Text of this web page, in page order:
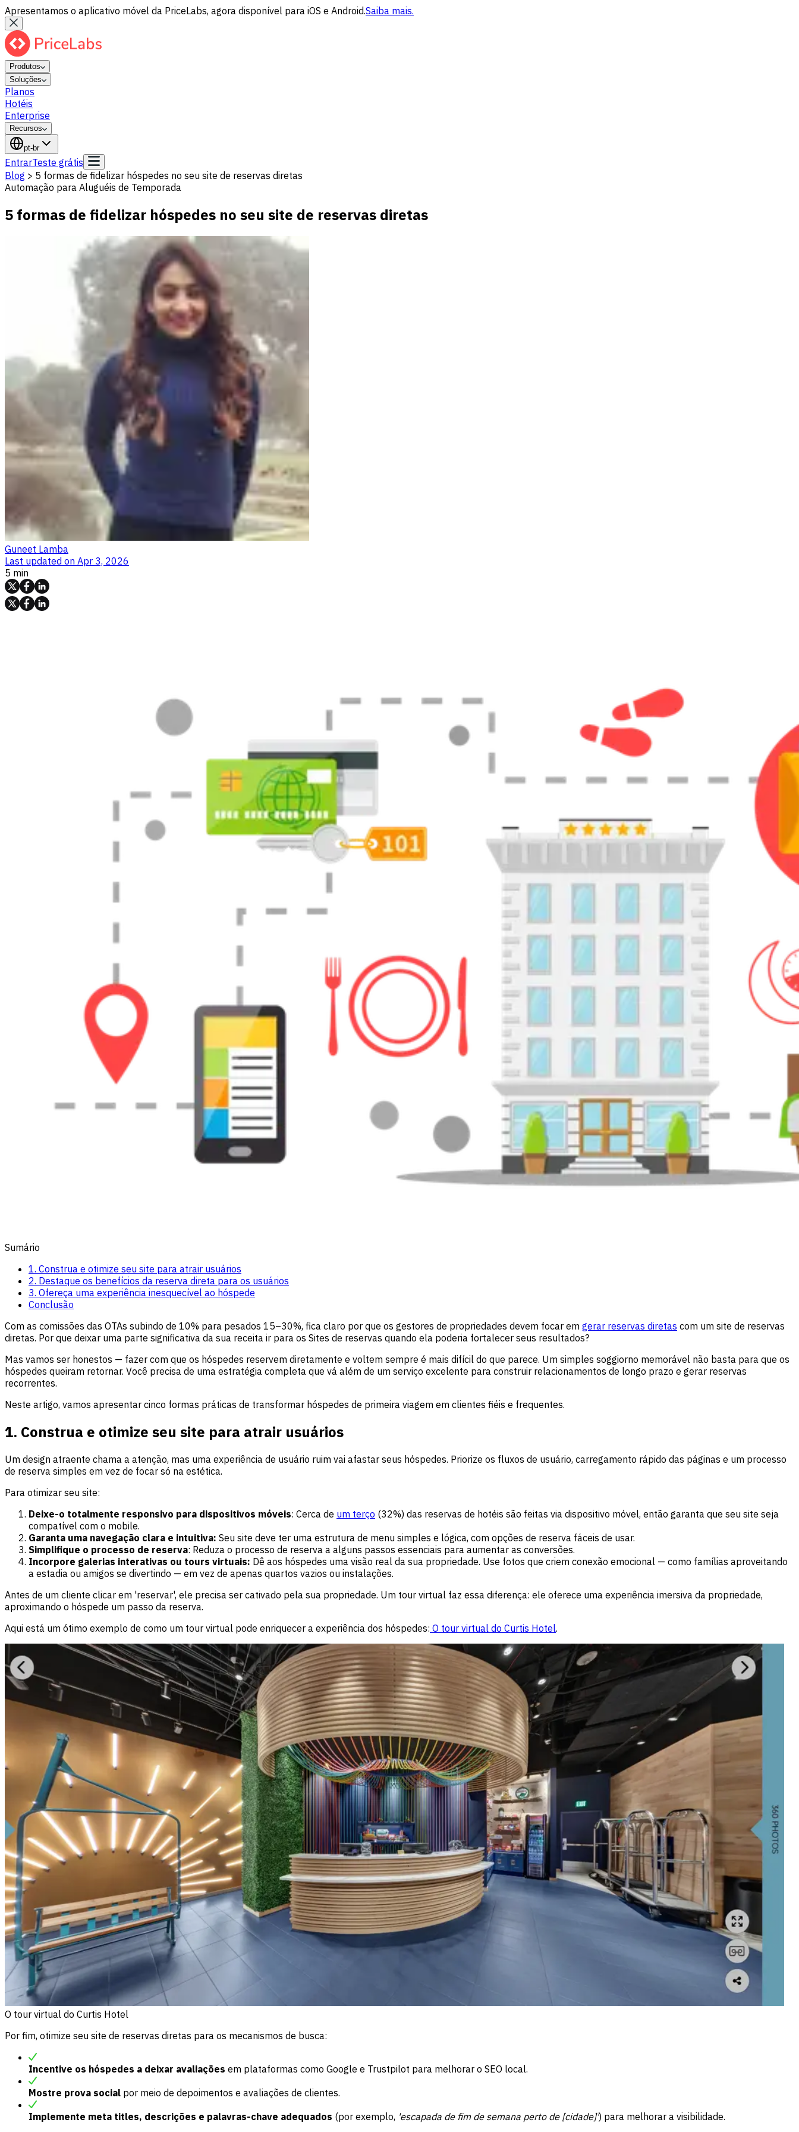
Apresentamos o aplicativo móvel da PriceLabs, agora disponível para iOS e Android.Saiba mais.
Produtos
Soluções
Planos
Hotéis
Enterprise
Recursos
pt-br
EntrarTeste grátis
Blog > 5 formas de fidelizar hóspedes no seu site de reservas diretas
Automação para Aluguéis de Temporada
5 formas de fidelizar hóspedes no seu site de reservas diretas
Guneet Lamba
Last updated on Apr 3, 2026
5 min
Sumário
1. Construa e otimize seu site para atrair usuários
2. Destaque os benefícios da reserva direta para os usuários
3. Ofereça uma experiência inesquecível ao hóspede
Conclusão
Com as comissões das OTAs subindo de 10% para pesados 15–30%, fica claro por que os gestores de propriedades devem focar em gerar reservas diretas com um site de reservas
diretas. Por que deixar uma parte significativa da sua receita ir para os Sites de reservas quando ela poderia fortalecer seus resultados?
Mas vamos ser honestos — fazer com que os hóspedes reservem diretamente e voltem sempre é mais difícil do que parece. Um simples soggiorno memorável não basta para que os
hóspedes queiram retornar. Você precisa de uma estratégia completa que vá além de um serviço excelente para construir relacionamentos de longo prazo e gerar reservas
recorrentes.
Neste artigo, vamos apresentar cinco formas práticas de transformar hóspedes de primeira viagem em clientes fiéis e frequentes.
1. Construa e otimize seu site para atrair usuários
Um design atraente chama a atenção, mas uma experiência de usuário ruim vai afastar seus hóspedes. Priorize os fluxos de usuário, carregamento rápido das páginas e um processo
de reserva simples em vez de focar só na estética.
Para otimizar seu site:
Deixe-o totalmente responsivo para dispositivos móveis: Cerca de um terço (32%) das reservas de hotéis são feitas via dispositivo móvel, então garanta que seu site seja
compatível com o mobile.
Garanta uma navegação clara e intuitiva: Seu site deve ter uma estrutura de menu simples e lógica, com opções de reserva fáceis de usar.
Simplifique o processo de reserva: Reduza o processo de reserva a alguns passos essenciais para aumentar as conversões.
Incorpore galerias interativas ou tours virtuais: Dê aos hóspedes uma visão real da sua propriedade. Use fotos que criem conexão emocional — como famílias aproveitando
a estadia ou amigos se divertindo — em vez de apenas quartos vazios ou instalações.
Antes de um cliente clicar em 'reservar', ele precisa ser cativado pela sua propriedade. Um tour virtual faz essa diferença: ele oferece uma experiência imersiva da propriedade,
aproximando o hóspede um passo da reserva.
Aqui está um ótimo exemplo de como um tour virtual pode enriquecer a experiência dos hóspedes: O tour virtual do Curtis Hotel.
O tour virtual do Curtis Hotel
Por fim, otimize seu site de reservas diretas para os mecanismos de busca:
Incentive os hóspedes a deixar avaliações em plataformas como Google e Trustpilot para melhorar o SEO local.
Mostre prova social por meio de depoimentos e avaliações de clientes.
Implemente meta titles, descrições e palavras-chave adequados (por exemplo, 'escapada de fim de semana perto de [cidade]') para melhorar a visibilidade.